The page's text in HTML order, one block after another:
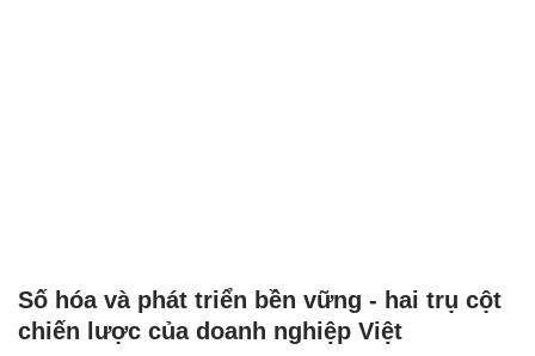
Số hóa và phát triển bền vững - hai trụ cột
chiến lược của doanh nghiệp Việt